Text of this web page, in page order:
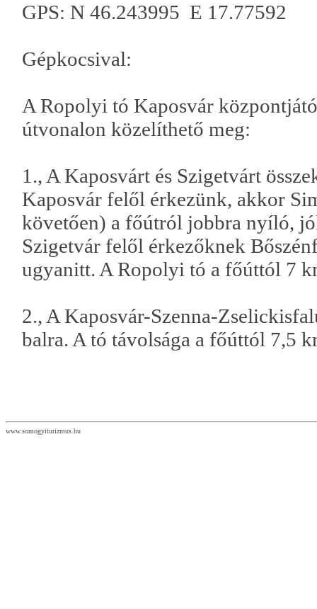
GPS: N 46.243995 E 17.77592
Gépkocsival:
A Ropolyi tó Kaposvár
útvonalon közelíthető meg:
1., A Kaposvárt és Szigetvárt
Kaposvár felől érkezünk, akkor
követően) a főútról jobbra nyíló,
Szigetvár felől érkezőknek
ugyanitt. A Ropolyi tó a főúttól 7
2., A Kaposvár-Szenna-
balra. A tó távolsága a főúttól 7,5
www.somogyiturizmus.hu